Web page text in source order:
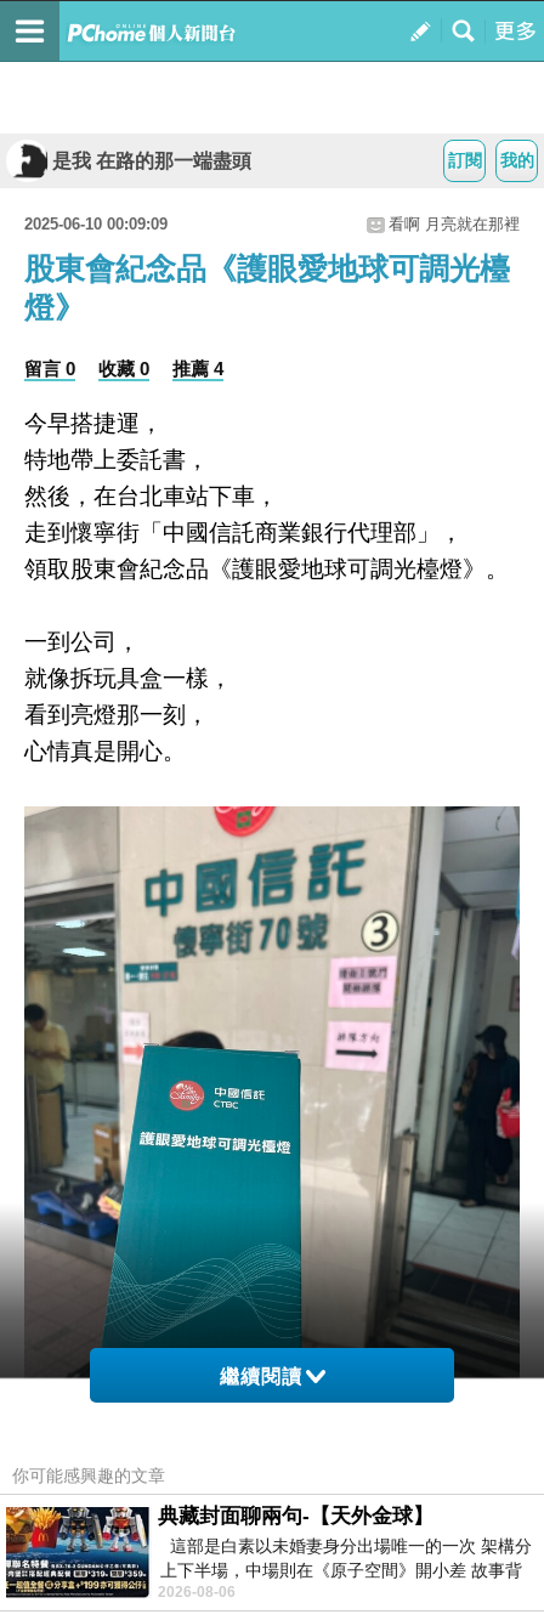
我的
訂閱
是我 在路的那一端盡頭
2025-06-10 00:09:09 看啊 月亮就在那裡
股東會紀念品《護眼愛地球可調光檯
燈》
留言 0 收藏 0 推薦 4
今早搭捷運，
特地帶上委託書，
然後，在台北車站下車，
走到懷寧街「中國信託商業銀行代理部」，
領取股東會紀念品《護眼愛地球可調光檯燈》。
一到公司，
就像拆玩具盒一樣，
看到亮燈那一刻，
心情真是開心。
繼續閱讀
你可能感興趣的文章
典藏封面聊兩句-【天外金球】
這部是白素以未婚妻身分出場唯一的一次 架構分
上下半場，中場則在《原子空間》開小差 故事背
景影射西藏境外流亡 地下組織
2026-08-06